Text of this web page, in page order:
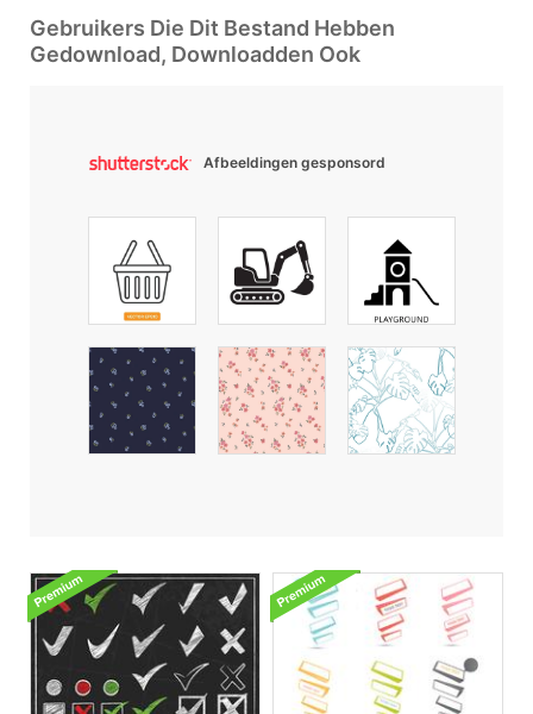
Gebruikers Die Dit Bestand Hebben
Gedownload, Downloadden Ook
Afbeeldingen gesponsord